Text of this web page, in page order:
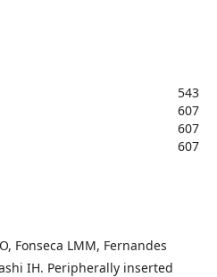
543
607
607
607
Fonseca LMM, Fernandes
IH. Peripherally inserted